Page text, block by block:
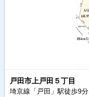
戸田市上戸田５丁目
埼京線「戸田」駅徒歩9分